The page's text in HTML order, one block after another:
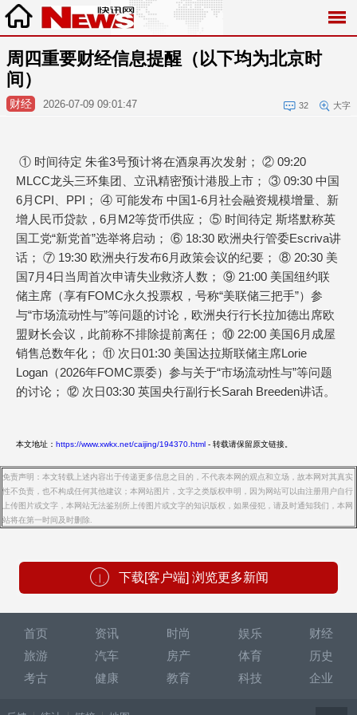
周四重要财经信息提醒（以下均为北京时
间）
财经 2026-07-09 09:01:47 32 大字
① 时间待定 朱雀3号预计将在酒泉再次发射； ② 09:20
MLCC龙头三环集团、立讯精密预计港股上市； ③ 09:30 中国
6月CPI、PPI； ④ 可能发布 中国1-6月社会融资规模增量、新
增人民币贷款，6月M2等货币供应； ⑤ 时间待定 斯塔默称英
国工党“新党首”选举将启动； ⑥ 18:30 欧洲央行管委Escriva讲
话； ⑦ 19:30 欧洲央行发布6月政策会议的纪要； ⑧ 20:30 美
国7月4日当周首次申请失业救济人数； ⑨ 21:00 美国纽约联
储主席（享有FOMC永久投票权，号称“美联储三把手”）参
与“市场流动性与”等问题的讨论，欧洲央行行长拉加德出席欧
盟财长会议，此前称不排除提前离任； ⑩ 22:00 美国6月成屋
销售总数年化； ⑪ 次日01:30 美国达拉斯联储主席Lorie
Logan（2026年FOMC票委）参与关于“市场流动性与”等问题
的讨论； ⑫ 次日03:30 英国央行副行长Sarah Breeden讲话。
本文地址： https://www.xwkx.net/caijing/194370.html - 转载请保留原文链接。
免责声明：本文转载上述内容出于传递更多信息之目的，不代表本网的观点和立场，故本网对其真实
性不负责，也不构成任何其他建议；本网站图片，文字之类版权申明，因为网站可以由注册用户自行
上传图片或文字，本网站无法鉴别所上传图片或文字的知识版权，如果侵犯，请及时通知我们，本网
站将在第一时间及时删除.
下载[客户端] 浏览更多新闻
首页 资讯 时尚 娱乐
财经
旅游
汽车 房产 体育
历史
考古
健康 教育 科技 企业